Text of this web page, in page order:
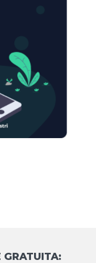
GRATUITA: